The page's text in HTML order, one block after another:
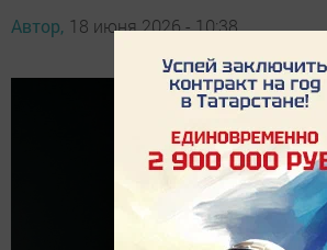
Автор, 18 июня 2026 - 10:38